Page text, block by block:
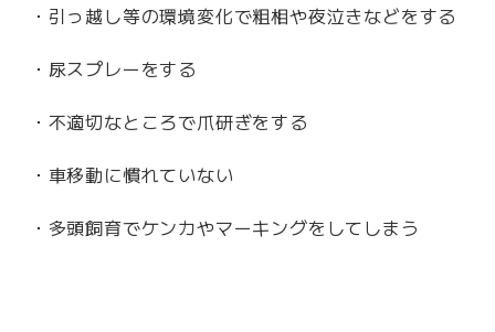
・引っ越し等の環境変化で粗相や夜泣きなどをする
・尿スプレーをする
・不適切なところで爪研ぎをする
・車移動に慣れていない
・多頭飼育でケンカやマーキングをしてしまう